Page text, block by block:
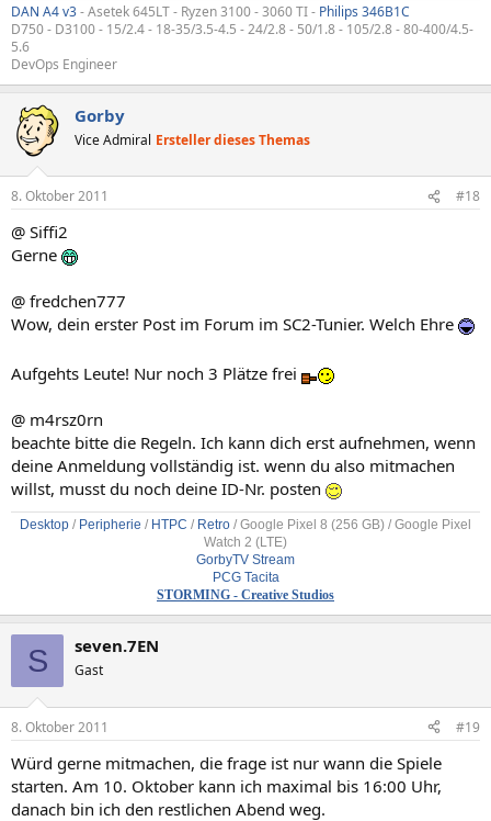
DAN A4 v3- Asetek 645LT - Ryzen 3100 - 3060 TI - Philips 346B1C
D750 - D3100 - 15/2.4 - 18-35/3.5-4.5 - 24/2.8 - 50/1.8 - 105/2.8 - 80-400/4.5-
5.6
DevOps Engineer
Gorby
Vice Admiral Ersteller dieses Themas
8. Oktober 2011 #18
@ Siffi2
Gerne
@ fredchen777
Wow, dein erster Post im Forum im SC2-Tunier. Welch Ehre
Aufgehts Leute! Nur noch 3 Plätze frei
@ m4rsz0rn
beachte bitte die Regeln. Ich kann dich erst aufnehmen, wenn
deine Anmeldung vollständig ist. wenn du also mitmachen
willst, musst du noch deine ID-Nr. posten
Desktop / Peripherie / HTPC / Retro / Google Pixel 8 (256 GB) / Google Pixel
Watch 2 (LTE)
GorbyTV Stream
PCG Tacita
STORMING - Creative Studios
S seven.7EN
Gast
8. Oktober 2011 #19
Würd gerne mitmachen, die frage ist nur wann die Spiele
starten. Am 10. Oktober kann ich maximal bis 16:00 Uhr,
danach bin ich den restlichen Abend weg.